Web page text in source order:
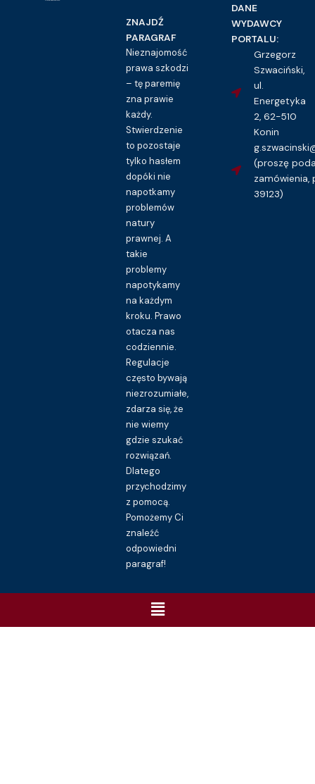
16.00
Kupuję dostęp do wzoru pisma
ZNAJDŹ
PARAGRAF
Nieznajomość
prawa szkodzi
– tę paremię
zna prawie
każdy.
Stwierdzenie
to pozostaje
tylko hasłem
dopóki nie
napotkamy
problemów
natury
prawnej. A
takie
problemy
napotykamy
na każdym
kroku. Prawo
otacza nas
codziennie.
Regulacje
często bywają
niezrozumiałe,
zdarza się, że
nie wiemy
gdzie szukać
rozwiązań.
Dlatego
przychodzimy
z pomocą.
Pomożemy Ci
znaleźć
odpowiedni
paragraf!
DANE
WYDAWCY
PORTALU:
Grzegorz
Szwaciński,
ul.
Energetyka
2, 62-510
Konin
(proszę
zamówienia,
39123)
Menu